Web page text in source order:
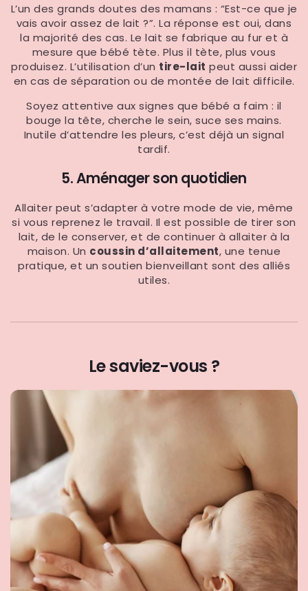
L’un des grands doutes des mamans : “Est-ce que je
vais avoir assez de lait ?”. La réponse est oui, dans
la majorité des cas. Le lait se fabrique au fur et à
mesure que bébé tète. Plus il tète, plus vous
produisez. L’utilisation d’un tire-lait peut aussi aider
en cas de séparation ou de montée de lait difficile.
Soyez attentive aux signes que bébé a faim : il
bouge la tête, cherche le sein, suce ses mains.
Inutile d’attendre les pleurs, c’est déjà un signal
tardif.
5. Aménager son quotidien
Allaiter peut s’adapter à votre mode de vie, même
si vous reprenez le travail. Il est possible de tirer son
lait, de le conserver, et de continuer à allaiter à la
maison. Un coussin d’allaitement, une tenue
pratique, et un soutien bienveillant sont des alliés
utiles.
Le saviez-vous ?